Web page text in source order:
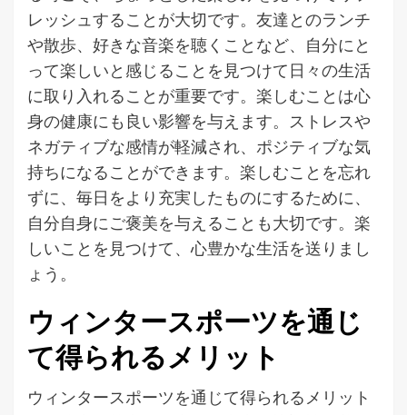
レッシュすることが大切です。友達とのランチ
や散歩、好きな音楽を聴くことなど、自分にと
って楽しいと感じることを見つけて日々の生活
に取り入れることが重要です。楽しむことは心
身の健康にも良い影響を与えます。ストレスや
ネガティブな感情が軽減され、ポジティブな気
持ちになることができます。楽しむことを忘れ
ずに、毎日をより充実したものにするために、
自分自身にご褒美を与えることも大切です。楽
しいことを見つけて、心豊かな生活を送りまし
ょう。
ウィンタースポーツを通じ
て得られるメリット
ウィンタースポーツを通じて得られるメリット